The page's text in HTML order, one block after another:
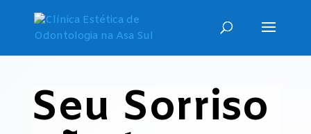
Seu Sorriso